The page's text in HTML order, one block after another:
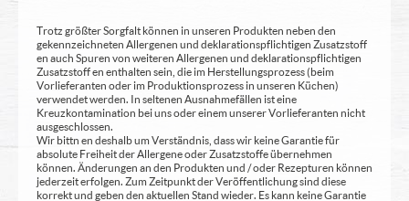
Trotz größter Sorgfalt können in unseren Produkten neben den
gekennzeichneten Allergenen und deklarationspflichtigen Zusatzstoff
en auch Spuren von weiteren Allergenen und deklarationspflichtigen
Zusatzstoff en enthalten sein, die im Herstellungsprozess (beim
Vorlieferanten oder im Produktionsprozess in unseren Küchen)
verwendet werden. In seltenen Ausnahmefällen ist eine
Kreuzkontamination bei uns oder einem unserer Vorlieferanten nicht
ausgeschlossen.
Wir bittn en deshalb um Verständnis, dass wir keine Garantie für
absolute Freiheit der Allergene oder Zusatzstoffe übernehmen
können. Änderungen an den Produkten und / oder Rezepturen können
jederzeit erfolgen. Zum Zeitpunkt der Veröffentlichung sind diese
korrekt und geben den aktuellen Stand wieder. Es kann keine Garantie